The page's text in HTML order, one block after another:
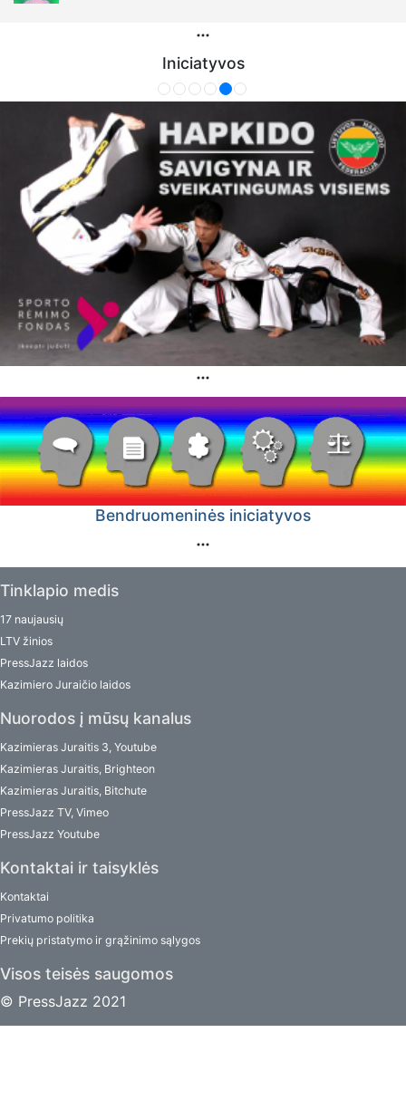
Iniciatyvos
Bendruomeninės iniciatyvos
Tinklapio medis
17 naujausių
LTV žinios
PressJazz laidos
Kazimiero Juraičio laidos
Nuorodos į mūsų kanalus
Kazimieras Juraitis 3, Youtube
Kazimieras Juraitis, Brighteon
Kazimieras Juraitis, Bitchute
PressJazz TV, Vimeo
PressJazz Youtube
Kontaktai ir taisyklės
Kontaktai
Privatumo politika
Prekių pristatymo ir grąžinimo sąlygos
Visos teisės saugomos
© PressJazz 2021